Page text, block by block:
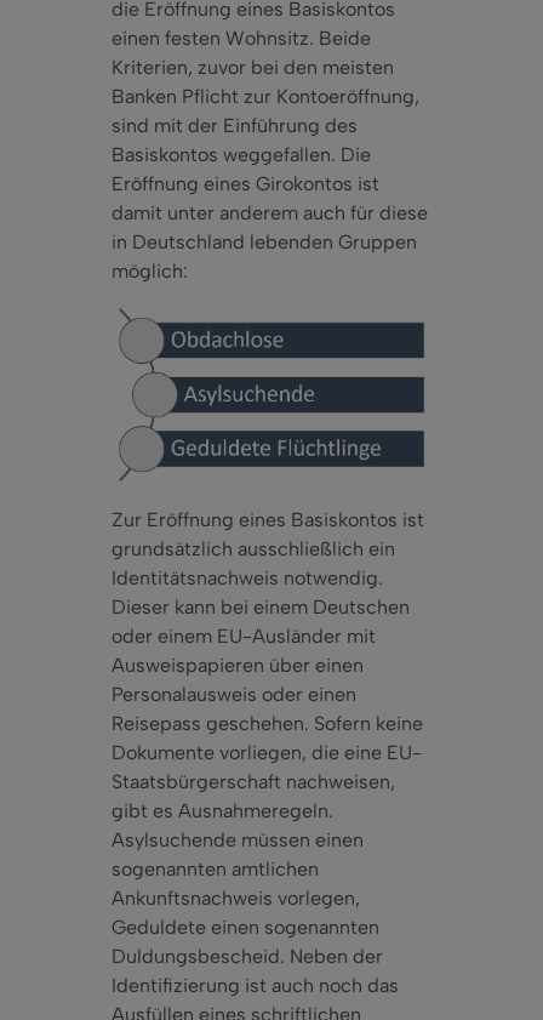
die Eröffnung eines Basiskontos
einen festen Wohnsitz. Beide
Kriterien, zuvor bei den meisten
Banken Pflicht zur Kontoeröffnung,
sind mit der Einführung des
Basiskontos weggefallen. Die
Eröffnung eines Girokontos ist
damit unter anderem auch für diese
in Deutschland lebenden Gruppen
möglich:
Zur Eröffnung eines Basiskontos ist
grundsätzlich ausschließlich ein
Identitätsnachweis notwendig.
Dieser kann bei einem Deutschen
oder einem EU-Ausländer mit
Ausweispapieren über einen
Personalausweis oder einen
Reisepass geschehen. Sofern keine
Dokumente vorliegen, die eine EU-
Staatsbürgerschaft nachweisen,
gibt es Ausnahmeregeln.
Asylsuchende müssen einen
sogenannten amtlichen
Ankunftsnachweis vorlegen,
Geduldete einen sogenannten
Duldungsbescheid. Neben der
Identifizierung ist auch noch das
Ausfüllen eines schriftlichen